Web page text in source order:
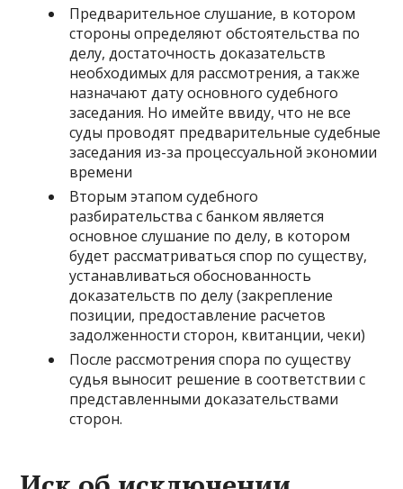
Предварительное слушание, в котором
стороны определяют обстоятельства по
делу, достаточность доказательств
необходимых для рассмотрения, а также
назначают дату основного судебного
заседания. Но имейте ввиду, что не все
суды проводят предварительные судебные
заседания из-за процессуальной экономии
времени
Вторым этапом судебного
разбирательства с банком является
основное слушание по делу, в котором
будет рассматриваться спор по существу,
устанавливаться обоснованность
доказательств по делу (закрепление
позиции, предоставление расчетов
задолженности сторон, квитанции, чеки)
После рассмотрения спора по существу
судья выносит решение в соответствии с
представленными доказательствами
сторон.